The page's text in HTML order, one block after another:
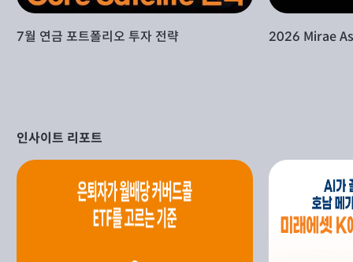
7월 연금 포트폴리오 투자 전략 2026 Mirae
인사이트 리포트